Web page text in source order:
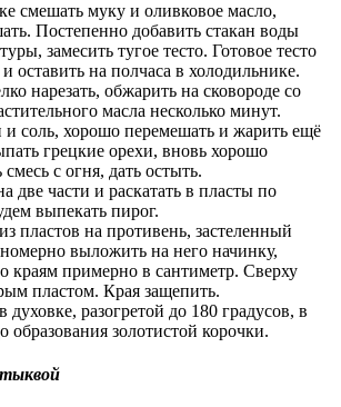
смешать муку и оливковое масло,
Постепенно добавить стакан воды
замесить тугое тесто. Готовое тесто
оставить на полчаса в холодильнике.
нарезать, обжарить на сковороде со
масла несколько минут.
и соль, хорошо перемешать и жарить ещё
грецкие орехи, вновь хорошо
с огня, дать остыть.
две части и раскатать в пласты по
выпекать пирог.
пластов на противень, застеленный
выложить на него начинку,
краям примерно в сантиметр. Сверху
пластом. Края защепить.
разогретой до 180 градусов, в
образования золотистой корочки.
тыквой